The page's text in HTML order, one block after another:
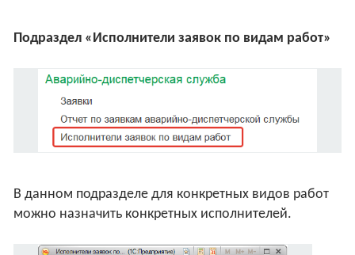
Подраздел «Исполнители заявок по видам работ»
В данном подразделе для конкретных видов работ
можно назначить конкретных исполнителей.